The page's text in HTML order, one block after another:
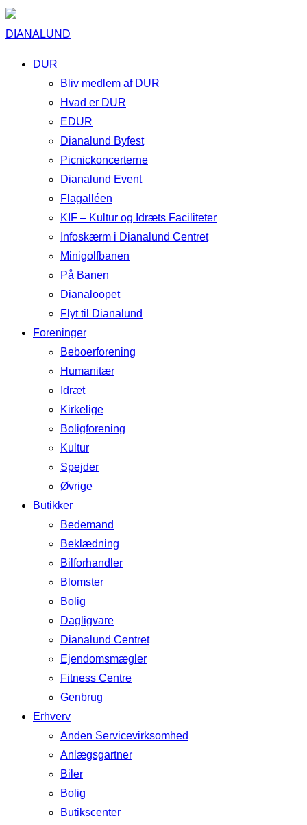
DIANALUND
DUR
Bliv medlem af DUR
Hvad er DUR
EDUR
Dianalund Byfest
Picnickoncerterne
Dianalund Event
Flagalléen
KIF – Kultur og Idræts Faciliteter
Infoskærm i Dianalund Centret
Minigolfbanen
På Banen
Dianaloopet
Flyt til Dianalund
Foreninger
Beboerforening
Humanitær
Idræt
Kirkelige
Boligforening
Kultur
Spejder
Øvrige
Butikker
Bedemand
Beklædning
Bilforhandler
Blomster
Bolig
Dagligvare
Dianalund Centret
Ejendomsmægler
Fitness Centre
Genbrug
Erhverv
Anden Servicevirksomhed
Anlægsgartner
Biler
Bolig
Butikscenter